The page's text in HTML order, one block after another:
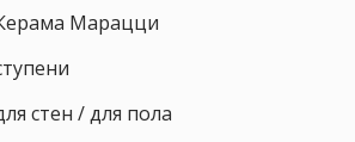
Марацци
стен / для пола